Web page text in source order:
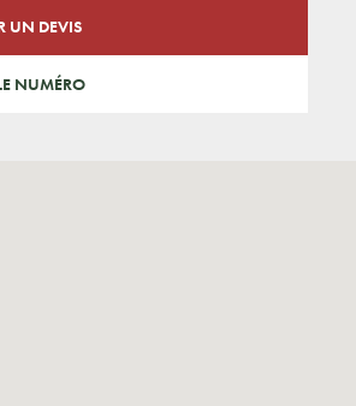
UN DEVIS
NUMÉRO